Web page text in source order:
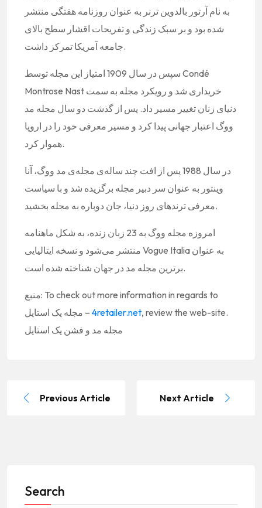
به نام آرتور بالدوین ترنر به عنوان روزنامه هفتگی منتشر
شده بود و بر سبک زندگی و تفریحات اقشار سطح بالای
جامعه آمریکا تمرکز داشت.
سپس در سال 1909 امتیاز این مجله توسط Condé
Montrose Nast خریداری شد و رویکرد مجله به سمت
دنیای زنان تغییر مسیر داد. پس از گذشت دو سال مجله مد
ووگ اعتبار جهانی پیدا کرد و مسیر معرفی خود را در اروپا
هموار کرد.
در سال 1988 پس از افت چند ساله‌ی مجله‌ی مد ووگ، آنا
وینتور به عنوان سر دبیر مجله برگزیده شد و با سیاست
معرفی ترند‌های روز دنیا، جان دوباره به مجله بخشید.
امروزه مجله ووگ به 23 زبان زنده، به شکل ماهنامه
منتشر می‌شود و نسخه ایتالیایی Vogue Italia به عنوان
برترین مجله مد در جهان شناخته شده است.
منبع: To check out more information in regards to
مجله یک استایل – 4retailer.net, review the web-site.
مجله مد و فشن یک استایل
Previous Article Next Article
Search